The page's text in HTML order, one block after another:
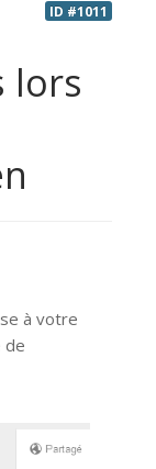
ID #1011
lors
à votre
de